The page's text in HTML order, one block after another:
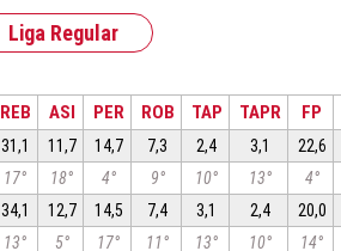
Liga Regular
REB ASI PER ROB TAP TAPR FP
31,1 11,7 14,7 7,3 2,4 3,1 22,6
17° 18° 4° 9° 10° 13° 4°
34,1 12,7 14,5 7,4 3,1 2,4 20,0
13° 5° 17° 11° 13° 10° 14°